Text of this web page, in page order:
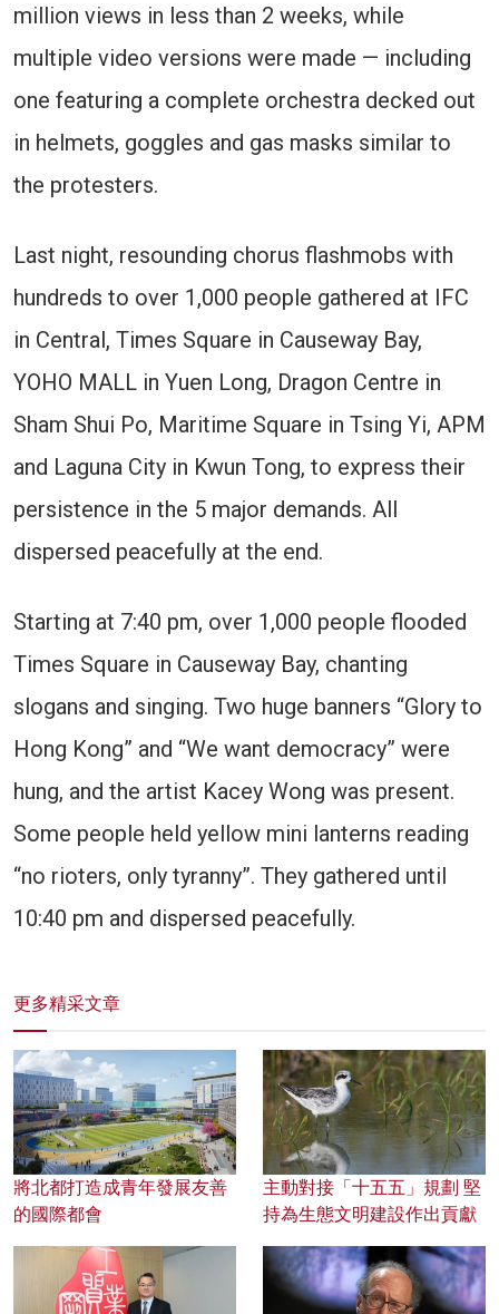
million views in less than 2 weeks, while
multiple video versions were made — including
one featuring a complete orchestra decked out
in helmets, goggles and gas masks similar to
the protesters.
Last night, resounding chorus flashmobs with
hundreds to over 1,000 people gathered at IFC
in Central, Times Square in Causeway Bay,
YOHO MALL in Yuen Long, Dragon Centre in
Sham Shui Po, Maritime Square in Tsing Yi, APM
and Laguna City in Kwun Tong, to express their
persistence in the 5 major demands. All
dispersed peacefully at the end.
Starting at 7:40 pm, over 1,000 people flooded
Times Square in Causeway Bay, chanting
slogans and singing. Two huge banners “Glory to
Hong Kong” and “We want democracy” were
hung, and the artist Kacey Wong was present.
Some people held yellow mini lanterns reading
“no rioters, only tyranny”. They gathered until
10:40 pm and dispersed peacefully.
更多精采文章
將北都打造成青年發展友善
的國際都會
主動對接「十五五」規劃 堅
持為生態文明建設作出貢獻